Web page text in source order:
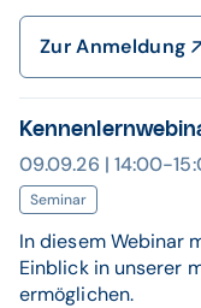
Zur Anmeldung
09.09.26 | 14:00-
Seminar
In diesem Webinar
Einblick in unserer
ermöglichen.